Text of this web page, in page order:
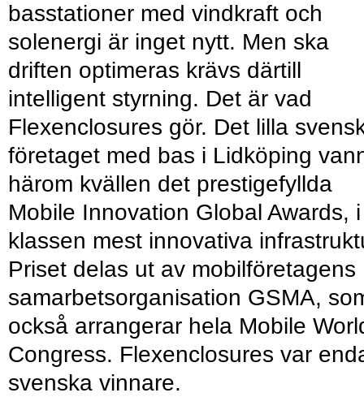
basstationer med vindkraft och
solenergi är inget nytt. Men ska
driften optimeras krävs därtill
intelligent styrning. Det är vad
Flexenclosures gör. Det lilla
företaget med bas i Lidköping
härom kvällen det prestigefyllda
Mobile Innovation Global Awards, i
klassen mest innovativa
Priset delas ut av mobilföretagens
samarbetsorganisation GSMA,
också arrangerar hela Mobile
Congress. Flexenclosures var
svenska vinnare.